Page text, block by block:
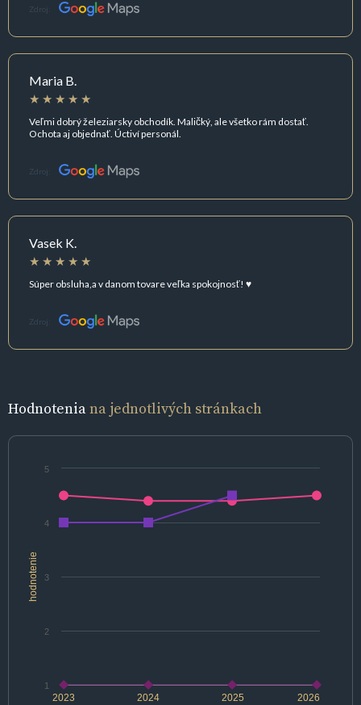
Zdroj:
Maria B.
Veľmi dobrý železiarsky obchodík. Maličký, ale všetko rám dostať.
Ochota aj objednať. Úctiví personál.
Zdroj:
Vasek K.
Súper obsluha,a v danom tovare veľka spokojnosť! ♥️
Zdroj:
Hodnoteniana jednotlivých stránkach
hodnotenie
2024 2026
2023 2025
1
2
3
4
5